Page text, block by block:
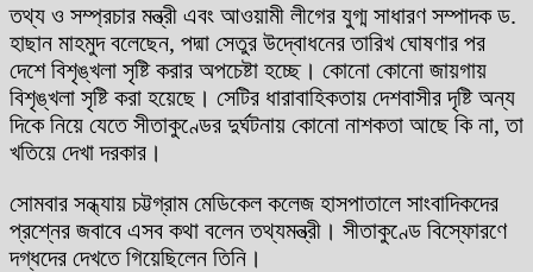
তথ্য ও সম্প্রচার মন্ত্রী এবং আওয়ামী লীগের যুগ্ম সাধারণ সম্পাদক ড.
হাছান মাহমুদ বলেছেন, পদ্মা সেতুর উদ্বোধনের তারিখ ঘোষণার পর
দেশে বিশৃঙ্খলা সৃষ্টি করার অপচেষ্টা হচ্ছে। কোনো কোনো জায়গায়
বিশৃঙ্খলা সৃষ্টি করা হয়েছে। সেটির ধারাবাহিকতায় দেশবাসীর দৃষ্টি অন্য
দিকে নিয়ে যেতে সীতাকুণ্ডের দুর্ঘটনায় কোনো নাশকতা আছে কি না, তা
খতিয়ে দেখা দরকার।
সোমবার সন্ধ্যায় চট্টগ্রাম মেডিকেল কলেজ হাসপাতালে সাংবাদিকদের
প্রশ্নের জবাবে এসব কথা বলেন তথ্যমন্ত্রী। সীতাকুণ্ডে বিস্ফোরণে
দগ্ধদের দেখতে গিয়েছিলেন তিনি।